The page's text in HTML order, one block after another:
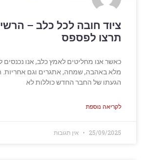
ציוד חובה לכל כלב –
תרצו לפספס
כאשר אנו מחליטים לאמץ כלב, אנו
מלא באהבה, שמחה, אתגרים וגם אחריות.
הגעתו של החבר החדש כוללות לא
לקריאה נוספת
25/09/2025 אין תגובות